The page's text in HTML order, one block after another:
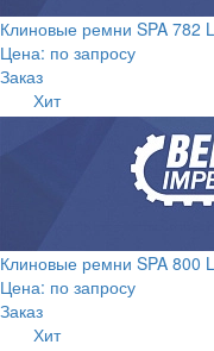
Клиновые ремни SPA 782
Цена: по запросу
Заказ
Хит
Клиновые ремни SPA 800
Цена: по запросу
Заказ
Хит